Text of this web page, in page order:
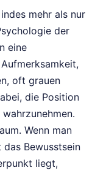
mehr als nur
der
eine
oft grauen
die Position
Wenn man
Bewusstsein
liegt,